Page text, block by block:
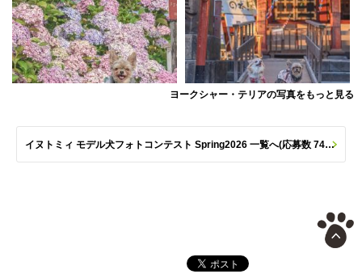
ヨークシャー・テリアの写真をもっと見る
イヌトミィ モデル犬フォトコンテスト Spring2026 一覧へ(応募数 747枚)